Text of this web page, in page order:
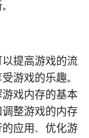
提高游戏的流
游戏的乐趣。
戏内存的基本
整游戏的内存
应用、优化游